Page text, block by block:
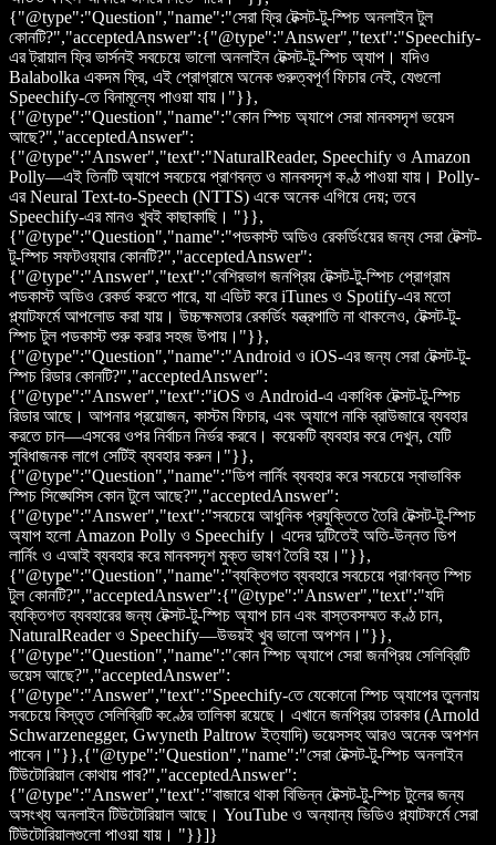
{"@type":"Question","name":"সেরা ফ্রি টেক্সট-টু-স্পিচ অনলাইন টুল
কোনটি?","acceptedAnswer":{"@type":"Answer","text":"Speechify-
এর ট্রায়াল ফ্রি ভার্সনই সবচেয়ে ভালো অনলাইন টেক্সট-টু-স্পিচ অ্যাপ। যদিও
Balabolka একদম ফ্রি, এই প্রোগ্রামে অনেক গুরুত্বপূর্ণ ফিচার নেই, যেগুলো
Speechify-তে বিনামূল্যে পাওয়া যায়।"}},
{"@type":"Question","name":"কোন স্পিচ অ্যাপে সেরা মানবসদৃশ ভয়েস
আছে?","acceptedAnswer":
{"@type":"Answer","text":"NaturalReader, Speechify ও Amazon
Polly—এই তিনটি অ্যাপে সবচেয়ে প্রাণবন্ত ও মানবসদৃশ কণ্ঠ পাওয়া যায়। Polly-
এর Neural Text-to-Speech (NTTS) একে অনেক এগিয়ে দেয়; তবে
Speechify-এর মানও খুবই কাছাকাছি। "}},
{"@type":"Question","name":"পডকাস্ট অডিও রেকর্ডিংয়ের জন্য সেরা টেক্সট-
টু-স্পিচ সফটওয়্যার কোনটি?","acceptedAnswer":
{"@type":"Answer","text":"বেশিরভাগ জনপ্রিয় টেক্সট-টু-স্পিচ প্রোগ্রাম
পডকাস্ট অডিও রেকর্ড করতে পারে, যা এডিট করে iTunes ও Spotify-এর মতো
প্ল্যাটফর্মে আপলোড করা যায়। উচ্চক্ষমতার রেকর্ডিং যন্ত্রপাতি না থাকলেও, টেক্সট-টু-
স্পিচ টুল পডকাস্ট শুরু করার সহজ উপায়।"}},
{"@type":"Question","name":"Android ও iOS-এর জন্য সেরা টেক্সট-টু-
স্পিচ রিডার কোনটি?","acceptedAnswer":
{"@type":"Answer","text":"iOS ও Android-এ একাধিক টেক্সট-টু-স্পিচ
রিডার আছে। আপনার প্রয়োজন, কাস্টম ফিচার, এবং অ্যাপে নাকি ব্রাউজারে ব্যবহার
করতে চান—এসবের ওপর নির্বাচন নির্ভর করবে। কয়েকটি ব্যবহার করে দেখুন, যেটি
সুবিধাজনক লাগে সেটিই ব্যবহার করুন।"}},
{"@type":"Question","name":"ডিপ লার্নিং ব্যবহার করে সবচেয়ে স্বাভাবিক
স্পিচ সিঙ্ঘেসিস কোন টুলে আছে?","acceptedAnswer":
{"@type":"Answer","text":"সবচেয়ে আধুনিক প্রযুক্তিতে তৈরি টেক্সট-টু-স্পিচ
অ্যাপ হলো Amazon Polly ও Speechify। এদের দুটিতেই অতি-উন্নত ডিপ
লার্নিং ও এআই ব্যবহার করে মানবসদৃশ মুক্ত ভাষণ তৈরি হয়।"}},
{"@type":"Question","name":"ব্যক্তিগত ব্যবহারে সবচেয়ে প্রাণবন্ত স্পিচ
টুল কোনটি?","acceptedAnswer":{"@type":"Answer","text":"যদি
ব্যক্তিগত ব্যবহারের জন্য টেক্সট-টু-স্পিচ অ্যাপ চান এবং বাস্তবসম্মত কণ্ঠ চান,
NaturalReader ও Speechify—উভয়ই খুব ভালো অপশন।"}},
{"@type":"Question","name":"কোন স্পিচ অ্যাপে সেরা জনপ্রিয় সেলিব্রিটি
ভয়েস আছে?","acceptedAnswer":
{"@type":"Answer","text":"Speechify-তে যেকোনো স্পিচ অ্যাপের তুলনায়
সবচেয়ে বিস্তৃত সেলিব্রিটি কণ্ঠের তালিকা রয়েছে। এখানে জনপ্রিয় তারকার (Arnold
Schwarzenegger, Gwyneth Paltrow ইত্যাদি) ভয়েসসহ আরও অনেক অপশন
পাবেন।"}},{"@type":"Question","name":"সেরা টেক্সট-টু-স্পিচ অনলাইন
টিউটোরিয়াল কোথায় পাব?","acceptedAnswer":
{"@type":"Answer","text":"বাজারে থাকা বিভিন্ন টেক্সট-টু-স্পিচ টুলের জন্য
অসংখ্য অনলাইন টিউটোরিয়াল আছে। YouTube ও অন্যান্য ভিডিও প্ল্যাটফর্মে সেরা
টিউটোরিয়ালগুলো পাওয়া যায়। "}}]}